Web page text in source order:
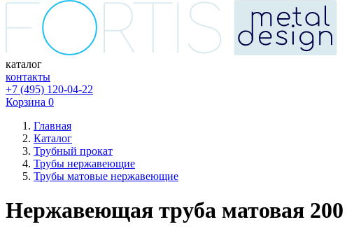
каталог
контакты
+7 (495) 120-04-22
Корзина 0
Главная
Каталог
Трубный прокат
Трубы нержавеющие
Трубы матовые нержавеющие
Нержавеющая труба матовая